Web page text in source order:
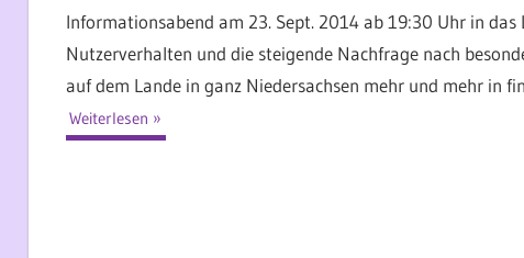
Informationsabend am 23. Sept. 2014 ab 19:30 Uhr in
Nutzerverhalten und die steigende Nachfrage nach
auf dem Lande in ganz Niedersachsen mehr und mehr in
Weiterlesen